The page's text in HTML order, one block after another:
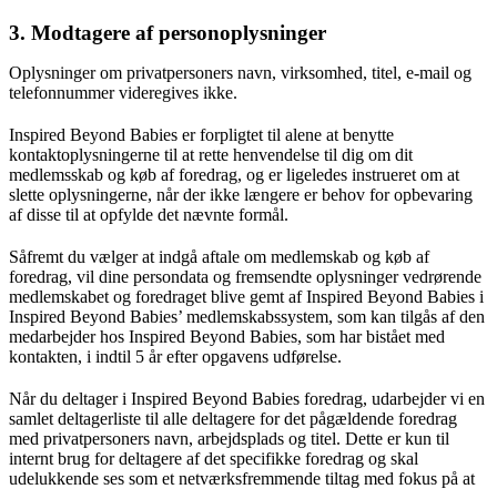
3. Modtagere af personoplysninger
Oplysninger om privatpersoners navn, virksomhed, titel, e-mail og
telefonnummer videregives ikke.
Inspired Beyond Babies er forpligtet til alene at benytte
kontaktoplysningerne til at rette henvendelse til dig om dit
medlemsskab og køb af foredrag, og er ligeledes instrueret om at
slette oplysningerne, når der ikke længere er behov for opbevaring
af disse til at opfylde det nævnte formål.
Såfremt du vælger at indgå aftale om medlemskab og køb af
foredrag, vil dine persondata og fremsendte oplysninger vedrørende
medlemskabet og foredraget blive gemt af Inspired Beyond Babies i
Inspired Beyond Babies’ medlemskabssystem, som kan tilgås af den
medarbejder hos Inspired Beyond Babies, som har bistået med
kontakten, i indtil 5 år efter opgavens udførelse.
Når du deltager i Inspired Beyond Babies foredrag, udarbejder vi en
samlet deltagerliste til alle deltagere for det pågældende foredrag
med privatpersoners navn, arbejdsplads og titel. Dette er kun til
internt brug for deltagere af det specifikke foredrag og skal
udelukkende ses som et netværksfremmende tiltag med fokus på at